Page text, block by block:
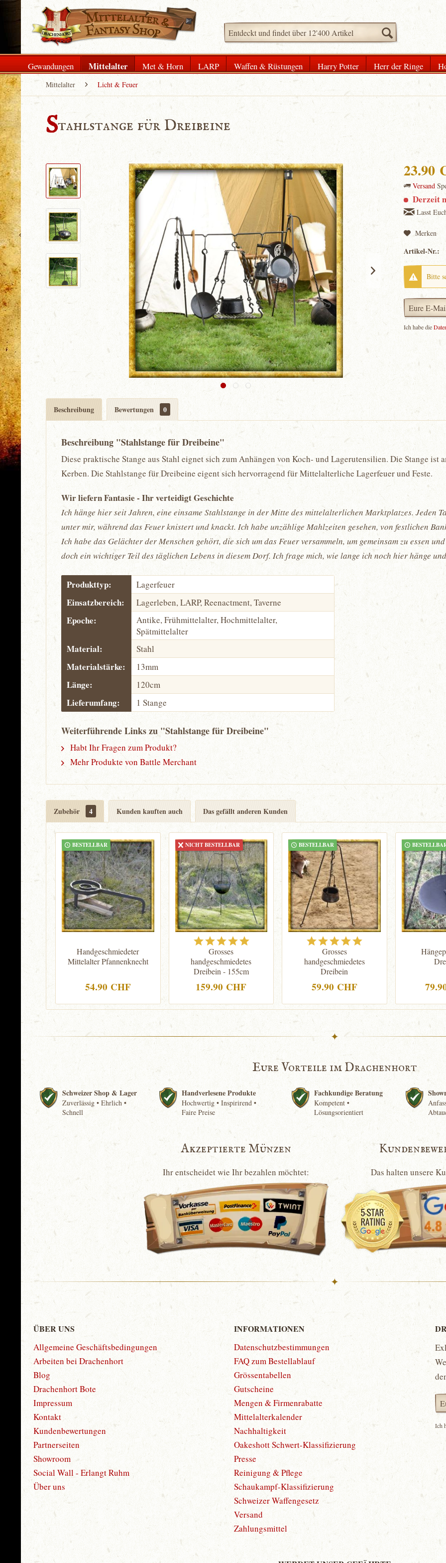
Gewandungen Mittelalter Met & Horn LARP Waffen & Rüstungen Harry Potter Herr der Ringe
Mittelalter Licht & Feuer
Stahlstange für Dreibeine
23.90
Versand
Derzeit
Lasst
Merken
Artikel-Nr.:
Bitte
Ich habe die
Beschreibung Bewertungen 0
Beschreibung "Stahlstange für Dreibeine"
Diese praktische Stange aus Stahl eignet sich zum Anhängen von Koch- und Lagerutensilien. Die Stange ist
Kerben. Die Stahlstange für Dreibeine eigent sich hervorragend für Mittelalterliche Lagerfeuer und Feste.
Wir liefern Fantasie - Ihr verteidigt Geschichte
Ich hänge hier seit Jahren, eine einsame Stahlstange in der Mitte des mittelalterlichen Marktplatzes. Jeden
unter mir, während das Feuer knistert und knackt. Ich habe unzählige Mahlzeiten gesehen, von festlichen
Ich habe das Gelächter der Menschen gehört, die sich um das Feuer versammeln, um gemeinsam zu essen
doch ein wichtiger Teil des täglichen Lebens in diesem Dorf. Ich frage mich, wie lange ich noch hier hänge
Produkttyp: Lagerfeuer
Einsatzbereich: Lagerleben, LARP, Reenactment, Taverne
Epoche:
Antike, Frühmittelalter, Hochmittelalter,
Spätmittelalter
Material: Stahl
Materialstärke: 13mm
Länge: 120cm
Lieferumfang: 1 Stange
Weiterführende Links zu "Stahlstange für Dreibeine"
Habt Ihr Fragen zum Produkt?
Mehr Produkte von Battle Merchant
Zubehör 4 Kunden kauften auch Das gefällt anderen Kunden
BESTELLBAR
Handgeschmiedeter
Mittelalter Pfannenknecht
54.90 CHF
NICHT BESTELLBAR
Grosses
handgeschmiedetes
Dreibein - 155cm
159.90 CHF
BESTELLBAR
Grosses
handgeschmiedetes
Dreibein
59.90 CHF
✦
Eure Vorteile im Drachenhort
Schweizer Shop & Lager
Zuverlässig • Ehrlich •
Schnell
Handverlesene Produkte
Hochwertig • Inspirirend •
Faire Preise
Fachkundige Beratung
Kompetent •
Lösungsorientiert
Akzeptierte Münzen
Ihr entscheidet wie Ihr bezahlen möchtet: Das halten unsere
✦
ÜBER UNS
Allgemeine Geschäftsbedingungen
Arbeiten bei Drachenhort
Blog
Drachenhort Bote
Impressum
Kontakt
Kundenbewertungen
Partnerseiten
Showroom
Social Wall - Erlangt Ruhm
Über uns
INFORMATIONEN
Datenschutzbestimmungen
FAQ zum Bestellablauf
Grössentabellen
Gutscheine
Mengen & Firmenrabatte
Mittelalterkalender
Nachhaltigkeit
Oakeshott Schwert-Klassifizierung
Presse
Reinigung & Pflege
Schaukampf-Klassifizierung
Schweizer Waffengesetz
Versand
Zahlungsmittel
Ich